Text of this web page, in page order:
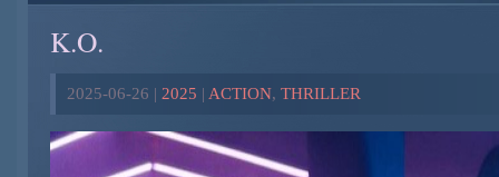
K.O.
2025-06-26 | 2025 | ACTION, THRILLER